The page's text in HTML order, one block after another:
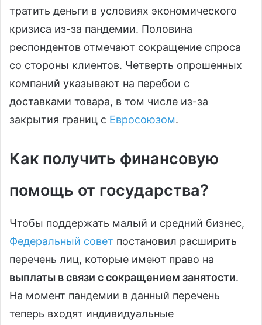
тратить деньги в условиях экономического
кризиса из-за пандемии. Половина
респондентов отмечают сокращение спроса
со стороны клиентов. Четверть опрошенных
компаний указывают на перебои с
доставками товара, в том числе из-за
закрытия границ с Евросоюзом.
Как получить финансовую
помощь от государства?
Чтобы поддержать малый и средний бизнес,
Федеральный совет постановил расширить
перечень лиц, которые имеют право на
выплаты в связи с сокращением занятости.
На момент пандемии в данный перечень
теперь входят индивидуальные